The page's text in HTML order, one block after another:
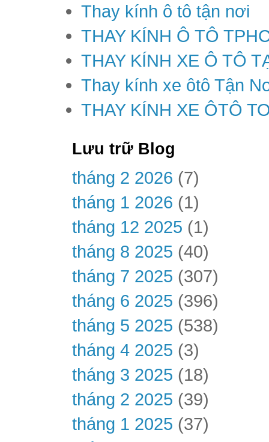
Thay kính ô tô tận nơi
THAY KÍNH Ô TÔ
THAY KÍNH XE Ô TÔ
Thay kính xe ôtô Tận
THAY KÍNH XE ÔTÔ
Lưu trữ Blog
tháng 2 2026 (7)
tháng 1 2026 (1)
tháng 12 2025 (1)
tháng 8 2025 (40)
tháng 7 2025 (307)
tháng 6 2025 (396)
tháng 5 2025 (538)
tháng 4 2025 (3)
tháng 3 2025 (18)
tháng 2 2025 (39)
tháng 1 2025 (37)